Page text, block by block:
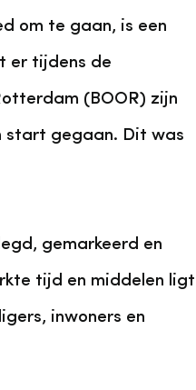
om te gaan, is een
er tijdens de
(BOOR) zijn
start gegaan. Dit was
gemarkeerd en
tijd en middelen ligt
inwoners en